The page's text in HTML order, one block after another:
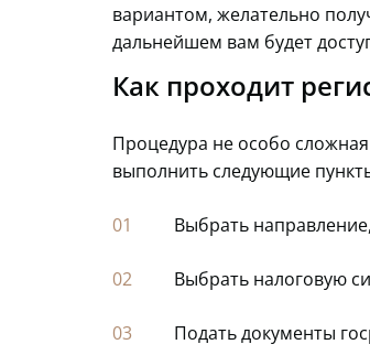
вариантом, желательно
дальнейшем вам будет
Как проходит
Процедура не особо
выполнить следующие
Выбрать
Выбрать налоговую
Подать документы